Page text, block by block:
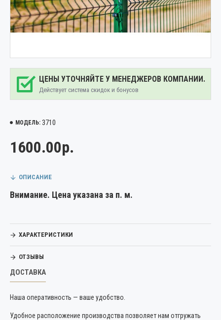
ЦЕНЫ УТОЧНЯЙТЕ У МЕНЕДЖЕРОВ КОМПАНИИ.
Действует система скидок и бонусов
МОДЕЛЬ: 3710
1600.00р.
ОПИСАНИЕ
Внимание. Цена указана за п. м.
ХАРАКТЕРИСТИКИ
ОТЗЫВЫ
ДОСТАВКА
Наша оперативность — ваше удобство.
Удобное расположение производства позволяет нам отгружать